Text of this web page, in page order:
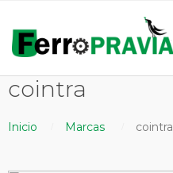
cointra
Inicio Marcas cointra